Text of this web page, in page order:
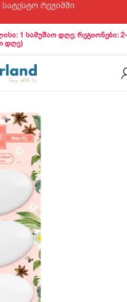
რეჟიმში
1 სამუშაო დღე; რეგიონები: 2-
დღე)